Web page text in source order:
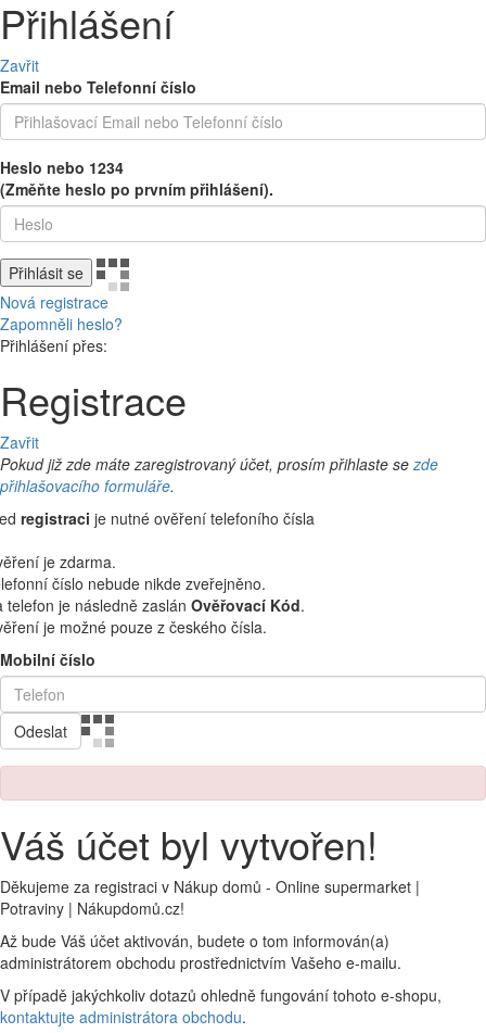
Přihlášení
Zavřit
Email nebo Telefonní číslo
Heslo nebo 1234
(Změňte heslo po prvním přihlášení).
Přihlásit se
Nová registrace
Zapomněli heslo?
Přihlášení přes:
Registrace
Zavřit
Pokud již zde máte zaregistrovaný účet, prosím přihlaste se zde
přihlašovacího formuláře.
registraci je nutné ověření telefoního čísla
je zdarma.
číslo nebude nikde zveřejněno.
telefon je následně zaslán Ověřovací Kód.
je možné pouze z českého čísla.
Mobilní číslo
Odeslat
Váš účet byl vytvořen!
Děkujeme za registraci v Nákup domů - Online supermarket |
Potraviny | Nákupdomů.cz!
Až bude Váš účet aktivován, budete o tom informován(a)
administrátorem obchodu prostřednictvím Vašeho e-mailu.
V případě jakýchkoliv dotazů ohledně fungování tohoto e-shopu,
kontaktujte administrátora obchodu.